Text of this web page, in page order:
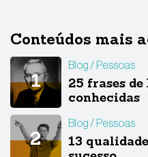
Conteúdos mais
Blog Pessoas
25 frases
conhecidas
Blog Pessoas
13